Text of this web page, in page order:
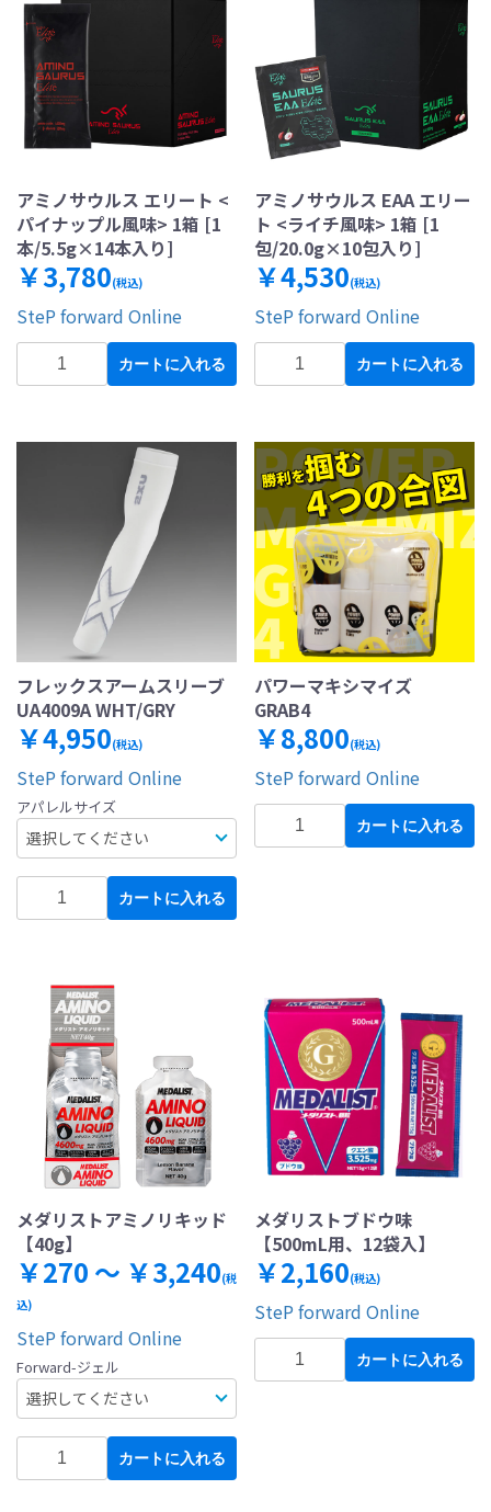
アミノサウルス エリート <
パイナップル風味> 1箱 [1
本/5.5g×14本入り]
￥3,780(税込)
SteP forward Online
カートに入れる
アミノサウルス EAA エリー
ト <ライチ風味> 1箱 [1
包/20.0g×10包入り]
￥4,530(税込)
SteP forward Online
カートに入れる
フレックスアームスリーブ
UA4009A WHT/GRY
￥4,950(税込)
SteP forward Online
アパレルサイズ
カートに入れる
パワーマキシマイズ
GRAB4
￥8,800(税込)
SteP forward Online
カートに入れる
メダリストアミノリキッド
【40g】
￥270 ～ ￥3,240(税
込)
SteP forward Online
Forward-ジェル
カートに入れる
メダリストブドウ味
【500mL用、12袋入】
￥2,160(税込)
SteP forward Online
カートに入れる